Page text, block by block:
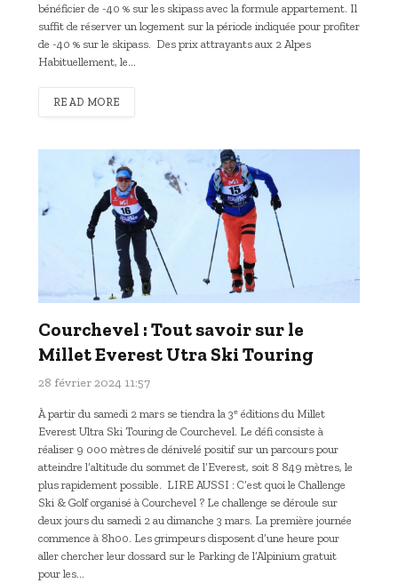
bénéficier de -40 % sur les skipass avec la formule appartement. Il
suffit de réserver un logement sur la période indiquée pour profiter
de -40 % sur le skipass. Des prix attrayants aux 2 Alpes
Habituellement, le…
READ MORE
Courchevel : Tout savoir sur le
Millet Everest Utra Ski Touring
28 février 2024 11:57
À partir du samedi 2 mars se tiendra la 3ᵉ éditions du Millet
Everest Ultra Ski Touring de Courchevel. Le défi consiste à
réaliser 9 000 mètres de dénivelé positif sur un parcours pour
atteindre l’altitude du sommet de l’Everest, soit 8 849 mètres, le
plus rapidement possible. LIRE AUSSI : C’est quoi le Challenge
Ski & Golf organisé à Courchevel ? Le challenge se déroule sur
deux jours du samedi 2 au dimanche 3 mars. La première journée
commence à 8h00. Les grimpeurs disposent d’une heure pour
aller chercher leur dossard sur le Parking de l’Alpinium gratuit
pour les…